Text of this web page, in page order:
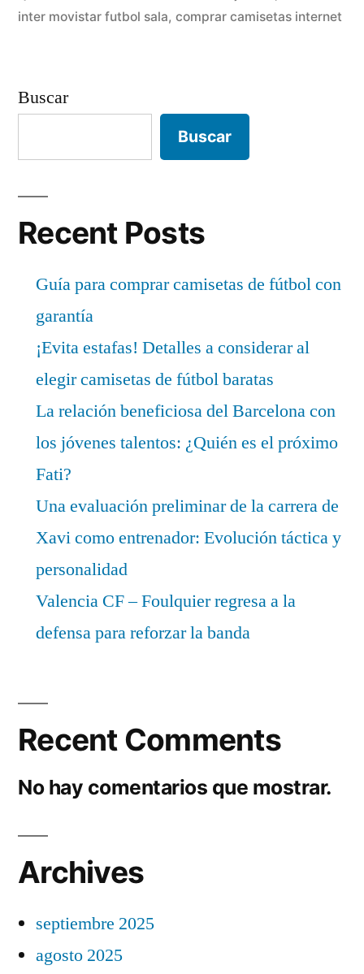
inter movistar futbol sala, comprar camisetas internet
Buscar
Buscar
Recent Posts
Guía para comprar camisetas de fútbol con
garantía
¡Evita estafas! Detalles a considerar al
elegir camisetas de fútbol baratas
La relación beneficiosa del Barcelona con
los jóvenes talentos: ¿Quién es el próximo
Fati?
Una evaluación preliminar de la carrera de
Xavi como entrenador: Evolución táctica y
personalidad
Valencia CF – Foulquier regresa a la
defensa para reforzar la banda
Recent Comments
No hay comentarios que mostrar.
Archives
septiembre 2025
agosto 2025